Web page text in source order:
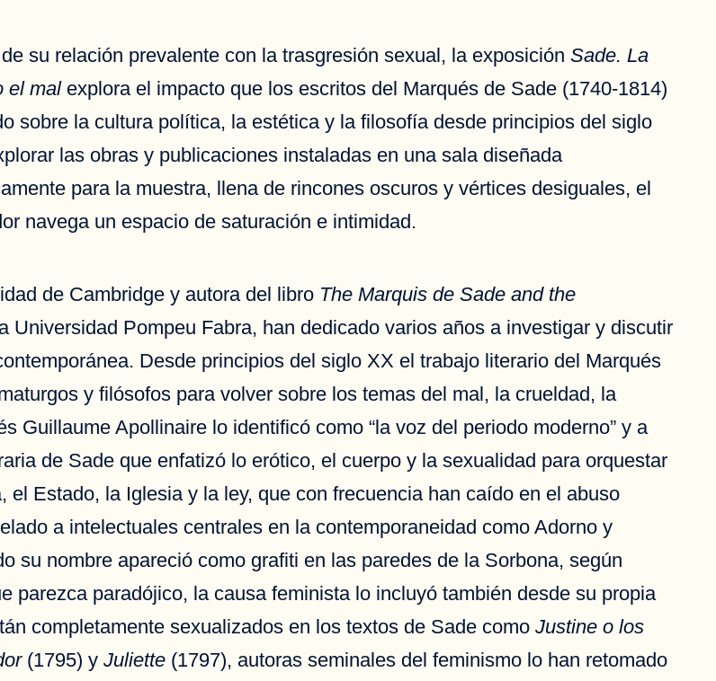
su relación prevalente con la trasgresión sexual, la exposición Sade. La
el malexplora el impacto que los escritos del Marqués de Sade (1740-1814)
sobre la cultura política, la estética y la filosofía desde principios del siglo
las obras y publicaciones instaladas en una sala diseñada
para la muestra, llena de rincones oscuros y vértices desiguales, el
navega un espacio de saturación e intimidad.
de Cambridge y autora del libro The Marquis de Sade and the
Universidad Pompeu Fabra, han dedicado varios años a investigar y discutir
Desde principios del siglo XX el trabajo literario del Marqués
y filósofos para volver sobre los temas del mal, la crueldad, la
Guillaume Apollinaire lo identificó como “la voz del periodo moderno” y a
de Sade que enfatizó lo erótico, el cuerpo y la sexualidad para orquestar
Estado, la Iglesia y la ley, que con frecuencia han caído en el abuso
a intelectuales centrales en la contemporaneidad como Adorno y
su nombre apareció como grafiti en las paredes de la Sorbona, según
parezca paradójico, la causa feminista lo incluyó también desde su propia
completamente sexualizados en los textos de Sade como Justine o los
(1795) y Juliette (1797), autoras seminales del feminismo lo han retomado